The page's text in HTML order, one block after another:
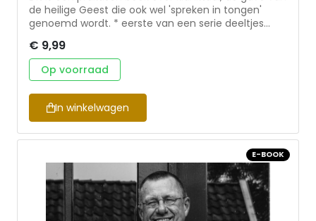
de heilige Geest die ook wel 'spreken in tongen'
genoemd wordt. * eerste van een serie deeltjes
van Agnes Huizenga, met een theologische
inbedding en onderbouwing van Wim Noordzij. *
antwoorden op vragen als : Wat is klanktaal? Wat
zou je in tongen spreken en (hoe) kun je het leren?
* persoonlijke verhalen en inspirerende
getuigenissen
€ 9,99
Op voorraad
In winkelwagen
E-BOOK